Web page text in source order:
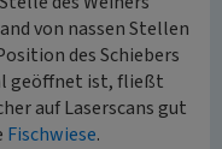
von nassen Stellen
des Schiebers
geöffnet ist, fließt
auf Laserscans gut
Fischwiese.